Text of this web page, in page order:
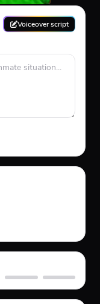
Voiceover script
Skate Subway Surfer